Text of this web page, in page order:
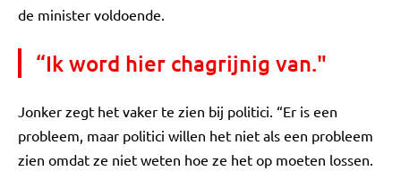
de minister voldoende.
“Ik word hier chagrijnig van."
Jonker zegt het vaker te zien bij politici. “Er is een
probleem, maar politici willen het niet als een probleem
zien omdat ze niet weten hoe ze het op moeten lossen.